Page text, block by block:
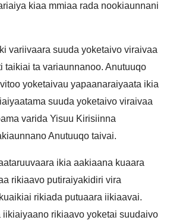
kiaa mmiaa rada nookiaunnani
variivaara suuda yoketaivo viraivaa
taikiai ta variaunnanoo. Anutuuqo
yoketaivau yapaanaraiyaata ikia
suuda yoketaivo viraivaa
varida Yisuu Kirisiinna
Anutuuqo taivai.
ikia aakiaana kuaara
rikiaavo putiraiyakidiri vira
rikiada putuaara iikiaavai.
iikiaiyaano rikiaavo yoketai suudaivo